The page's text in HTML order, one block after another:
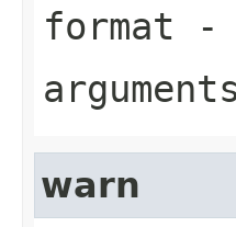
format -
arguments
warn